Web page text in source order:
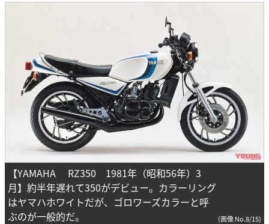
【YAMAHA RZ350 1981年（昭和56年）3
月】約半年遅れて350がデビュー。カラーリング
はヤマハホワイトだが、ゴロワーズカラーと呼
ぶのが一般的だ。
(画像 No.8/15)